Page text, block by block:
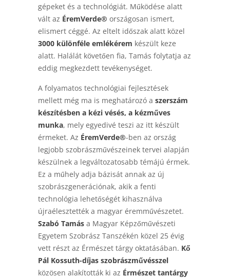
gépeket és a technológiát. Működése alatt
vált az ÉremVerde® országosan ismert,
elismert céggé. Az eltelt időszak alatt közel
3000 különféle emlékérem készült keze
alatt. Halálát követően fia, Tamás folytatja az
eddig megkezdett tevékenységet.
A folyamatos technológiai fejlesztések
mellett még ma is meghatározó a szerszám
készítésben a kézi vésés, a kézműves
munka, mely egyedivé teszi az itt készült
érmeket. Az ÉremVerde®-ben az ország
legjobb szobrászművészeinek tervei alapján
készülnek a legváltozatosabb témájú érmek.
Ez a műhely adja bázisát annak az új
szobrászgenerációnak, akik a fenti
technológia lehetőségét kihasználva
újraélesztették a magyar éremművészetet.
Szabó Tamás a Magyar Képzőművészeti
Egyetem Szobrász Tanszékén közel 25 évig
vett részt az Érmészet tárgy oktatásában. Kő
Pál Kossuth-díjas szobrászművésszel
közösen alakították ki az Érmészet tantárgy